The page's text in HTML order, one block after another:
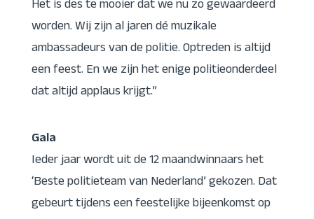
Het is des te mooier dat we nu zo gewaardeerd
worden. Wij zijn al jaren dé muzikale
ambassadeurs van de politie. Optreden is altijd
een feest. En we zijn het enige politieonderdeel
dat altijd applaus krijgt.”
Gala
Ieder jaar wordt uit de 12 maandwinnaars het
‘Beste politieteam van Nederland’ gekozen. Dat
gebeurt tijdens een feestelijke bijeenkomst op